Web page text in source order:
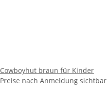
Cowboyhut braun für Kinder
Preise nach Anmeldung sichtbar